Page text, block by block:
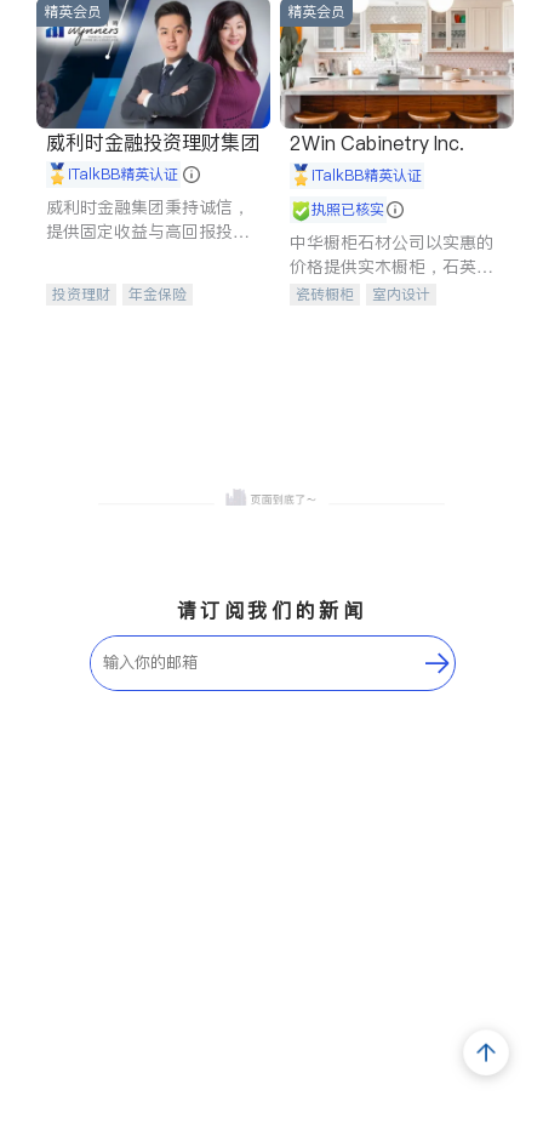
精英会员
威利时金融投资理财集团
iTalkBB精英认证
威利时金融集团秉持诚信，
提供固定收益与高回报投资
合，助力客户实现目标
投资理财
年金保险
精英会员
2Win Cabinetry Inc.
iTalkBB精英认证
执照已核实
中华橱柜石材公司以实惠的
价格提供实木橱柜，石英石
台面，多种优质不锈钢水
瓷砖橱柜
室内设计
请订阅我们的新闻